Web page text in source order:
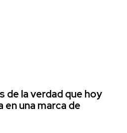
la verdad que hoy
en una marca de